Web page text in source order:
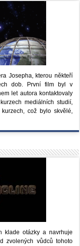
Josepha, kterou někteří
dob. První film byl v
let autora kontaktovaly
mediálních studií,
což bylo skvělé,
otázky a navrhuje
zvolených vůdců tohoto